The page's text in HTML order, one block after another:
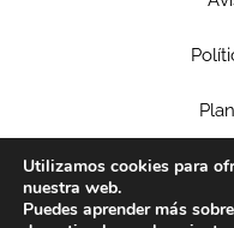
Utilizamos cookies para
nuestra web.
Puedes aprender más